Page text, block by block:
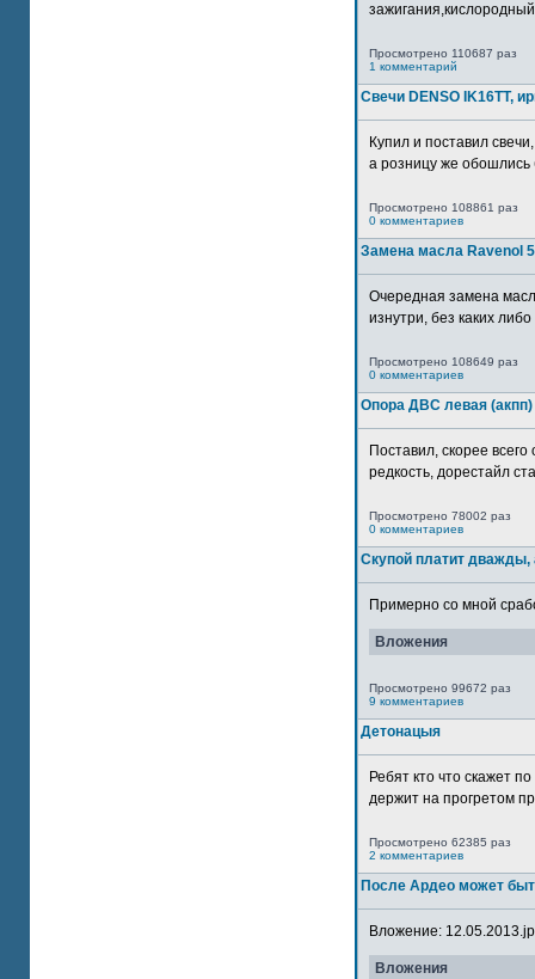
Просмотрено 110687 раз
1 комментарий
Свечи DENSO IK16TT,
Купил и поставил
а розницу же обошлись
Просмотрено 108861 раз
0 комментариев
Замена масла Ravenol
Очередная замена
изнутри, без каких
Просмотрено 108649 раз
0 комментариев
Опора ДВС левая (акпп)
Поставил, скорее
редкость, дорестайл
Просмотрено 78002 раз
0 комментариев
Скупой платит
Примерно со мной
Вложения
Просмотрено 99672 раз
9 комментариев
Детонацыя
Ребят кто что скажет
держит на прогретом
Просмотрено 62385 раз
2 комментариев
После Ардео может
Вложение:
Вложения